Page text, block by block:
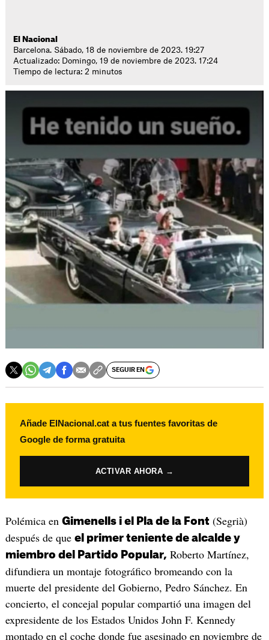
El Nacional
Barcelona. Sábado, 18 de noviembre de 2023. 19:27
Actualizado: Domingo, 19 de noviembre de 2023. 17:24
Tiempo de lectura: 2 minutos
SEGUIR EN
Añade ElNacional.cat a tus fuentes favoritas de
Google de forma gratuita
ACTIVAR AHORA →
Polémica en Gimenells i el Pla de la Font(Segrià)
después de que el primer teniente de alcalde y
miembro del Partido Popular, Roberto Martínez,
difundiera un montaje fotográfico bromeando con la
muerte del presidente del Gobierno, Pedro Sánchez. En
concierto, el concejal popular compartió una imagen del
expresidente de los Estados Unidos John F. Kennedy
montado en el coche donde fue asesinado en noviembre de